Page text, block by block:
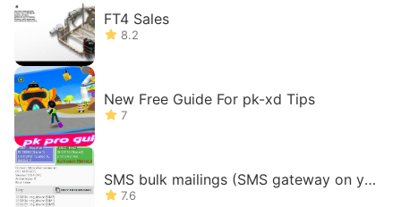
FT4 Sales
8.2
New Free Guide For pk-xd Tips
7
SMS bulk mailings (SMS gateway on yo
ur phone)
7.6